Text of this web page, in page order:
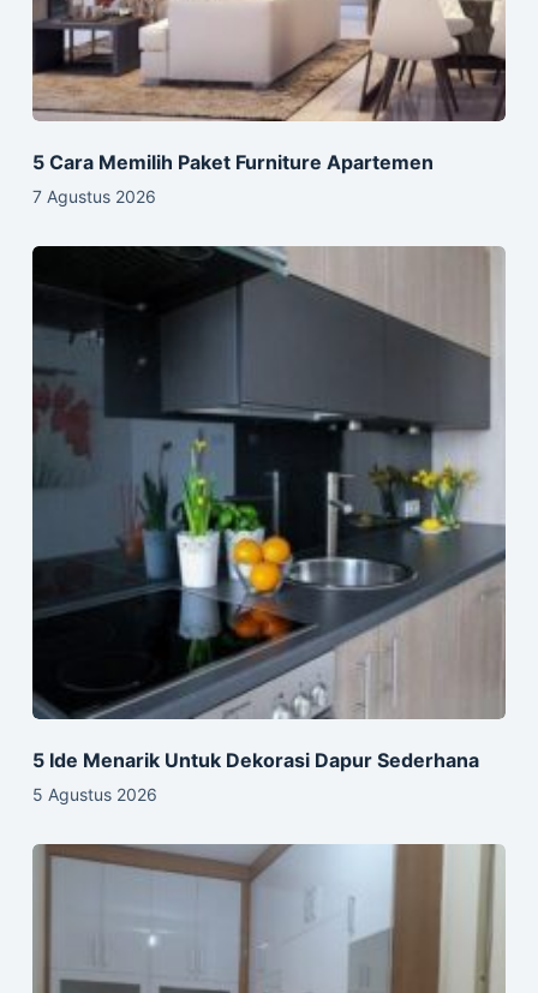
5 Cara Memilih Paket Furniture Apartemen
7 Agustus 2026
5 Ide Menarik Untuk Dekorasi Dapur Sederhana
5 Agustus 2026